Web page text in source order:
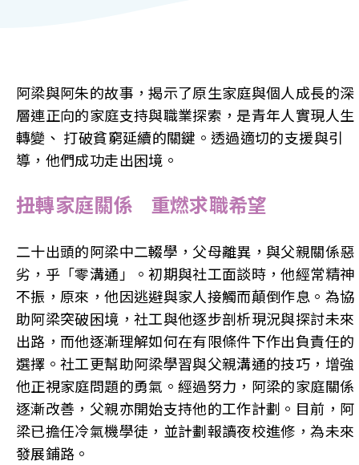
阿梁與阿朱的故事，揭示了原生家庭與個人成長的深
層連正向的家庭支持與職業探索，是青年人實現人生
轉變、 打破貧窮延續的關鍵。透過適切的支援與引
導，他們成功走出困境。
扭轉家庭關係 重燃求職希望
二十出頭的阿梁中二輟學，父母離異，與父親關係惡
劣，乎「零溝通」。初期與社工面談時，他經常精神
不振，原來，他因逃避與家人接觸而顛倒作息。為協
助阿梁突破困境，社工與他逐步剖析現況與探討未來
出路，而他逐漸理解如何在有限條件下作出負責任的
選擇。社工更幫助阿梁學習與父親溝通的技巧，增強
他正視家庭問題的勇氣。經過努力，阿梁的家庭關係
逐漸改善，父親亦開始支持他的工作計劃。目前，阿
梁已擔任冷氣機學徒，並計劃報讀夜校進修，為未來
發展鋪路。